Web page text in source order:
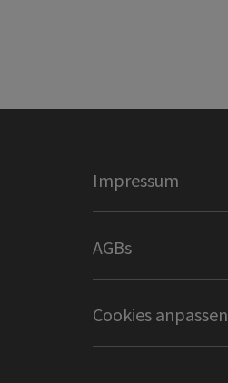
Impressum
AGBs
Cookies anpassen